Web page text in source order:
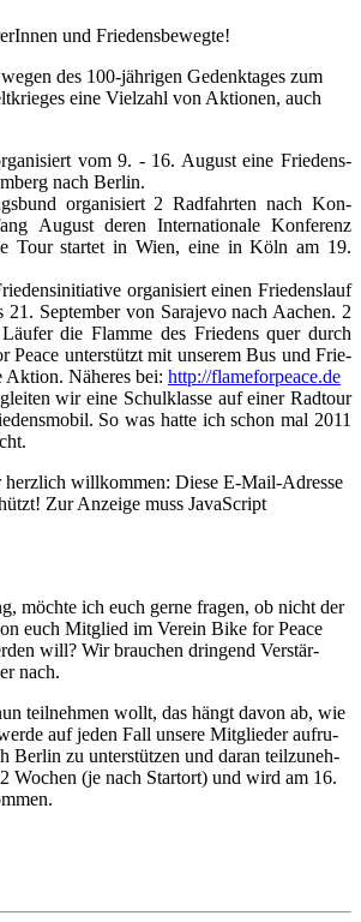
und Friedensbewegte!
des 100-jäh­ri­gen Ge­denk­ta­ges zum
ei­ne Viel­zahl von Ak­tio­nen, auch
vom 9. - 16. August ei­ne Frie­dens­
nach Ber­lin.
or­ga­ni­siert 2 Rad­fahr­ten nach Kon­
Au­gust de­ren In­ter­na­tio­na­le Kon­fe­renz
Tour star­tet in Wien, ei­ne in Köln am 19.
or­ga­ni­siert ei­nen Frie­dens­lauf
Sep­tem­ber von Sa­ra­je­vo nach Aa­chen. 2
die Flam­me des Frie­dens quer durch
Peace unterstützt mit un­se­rem Bus und Frie­
Aktion. Nä­he­res bei: http://flameforpeace.de
wir ei­ne Schul­klas­se auf ei­ner Rad­tour
So was hat­te ich schon mal 2011
willkommen: Diese E-Mail-Adresse
Zur Anzeige muss JavaScript
möch­te ich euch ger­ne fra­gen, ob nicht der
euch Mit­glied im Ver­ein Bike for Peace
will? Wir brau­chen drin­gend Ver­stär­
nach.
teil­neh­men wollt, das hängt da­von ab, wie
auf je­den Fall un­se­re Mit­glie­der auf­ru­
Ber­lin zu un­ter­stüt­zen und dar­an teil­zu­neh­
Wo­chen (je nach Start­ort) und wird am 16.